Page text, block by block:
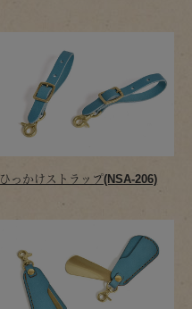
ひっかけストラップ(NSA-206)